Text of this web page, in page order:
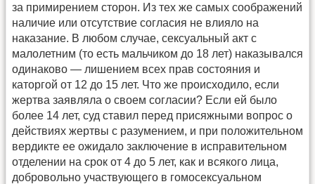
за примирением сторон. Из тех же самых соображений
наличие или отсутствие согласия не влияло на
наказание. В любом случае, сексуальный акт с
малолетним (то есть мальчиком до 18 лет) наказывался
одинаково — лишением всех прав состояния и
каторгой от 12 до 15 лет. Что же происходило, если
жертва заявляла о своем согласии? Если ей было
более 14 лет, суд ставил перед присяжными вопрос о
действиях жертвы с разумением, и при положительном
вердикте ее ожидало заключение в исправительном
отделении на срок от 4 до 5 лет, как и всякого лица,
добровольно участвующего в гомосексуальном